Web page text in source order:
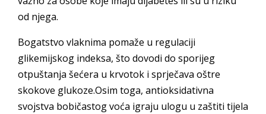
od njega.
Bogatstvo vlaknima pomaže u regulaciji
glikemijskog indeksa, što dovodi do sporijeg
otpuštanja šećera u krvotok i sprječava oštre
skokove glukoze.Osim toga, antioksidativna
svojstva bobičastog voća igraju ulogu u zaštiti tijela